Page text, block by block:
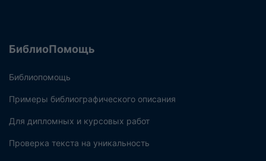
БиблиоПомощь
Библиопомощь
Примеры библиографического описания
Для дипломных и курсовых работ
Проверка текста на уникальность